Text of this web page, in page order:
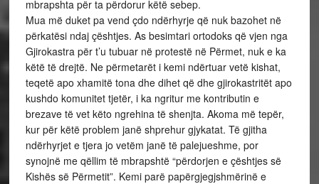
mbrapshta për ta përdorur këtë sebep.
Mua më duket pa vend çdo ndërhyrje që nuk bazohet në
përkatësi ndaj çështjes. As besimtari ortodoks që vjen nga
Gjirokastra për t’u tubuar në protestë në Përmet, nuk e ka
këtë të drejtë. Ne përmetarët i kemi ndërtuar vetë kishat,
teqetë apo xhamitë tona dhe dihet që dhe gjirokastritët apo
kushdo komunitet tjetër, i ka ngritur me kontributin e
brezave të vet këto ngrehina të shenjta. Akoma më tepër,
kur për këtë problem janë shprehur gjykatat. Të gjitha
ndërhyrjet e tjera jo vetëm janë të palejueshme, por
synojnë me qëllim të mbrapshtë “përdorjen e çështjes së
Kishës së Përmetit”. Kemi parë papërgjegjshmërinë e